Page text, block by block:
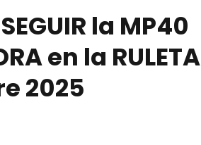
la MP40
en la RULETA
2025